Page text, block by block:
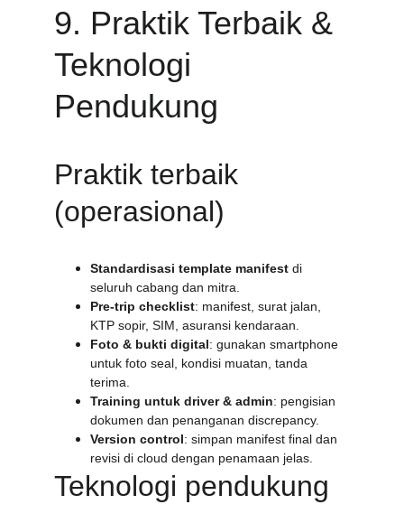
9. Praktik Terbaik &
Teknologi
Pendukung
Praktik terbaik
(operasional)
Standardisasi template manifest di
seluruh cabang dan mitra.
Pre-trip checklist: manifest, surat jalan,
KTP sopir, SIM, asuransi kendaraan.
Foto & bukti digital: gunakan smartphone
untuk foto seal, kondisi muatan, tanda
terima.
Training untuk driver & admin: pengisian
dokumen dan penanganan discrepancy.
Version control: simpan manifest final dan
revisi di cloud dengan penamaan jelas.
Teknologi pendukung